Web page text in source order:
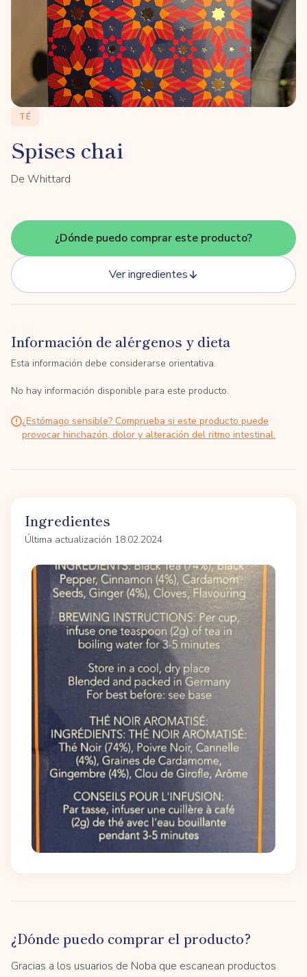
TÉ
Spises chai
De Whittard
¿Dónde puedo comprar este producto?
Ver ingredientes
Información de alérgenos y dieta
Esta información debe considerarse orientativa.
No hay información disponible para este producto.
¿Estómago sensible? Comprueba si este producto puede
provocar hinchazón, dolor y alteración del ritmo intestinal.
Ingredientes
Última actualización 18.02.2024
¿Dónde puedo comprar el producto?
Gracias a los usuarios de Noba que escanean productos